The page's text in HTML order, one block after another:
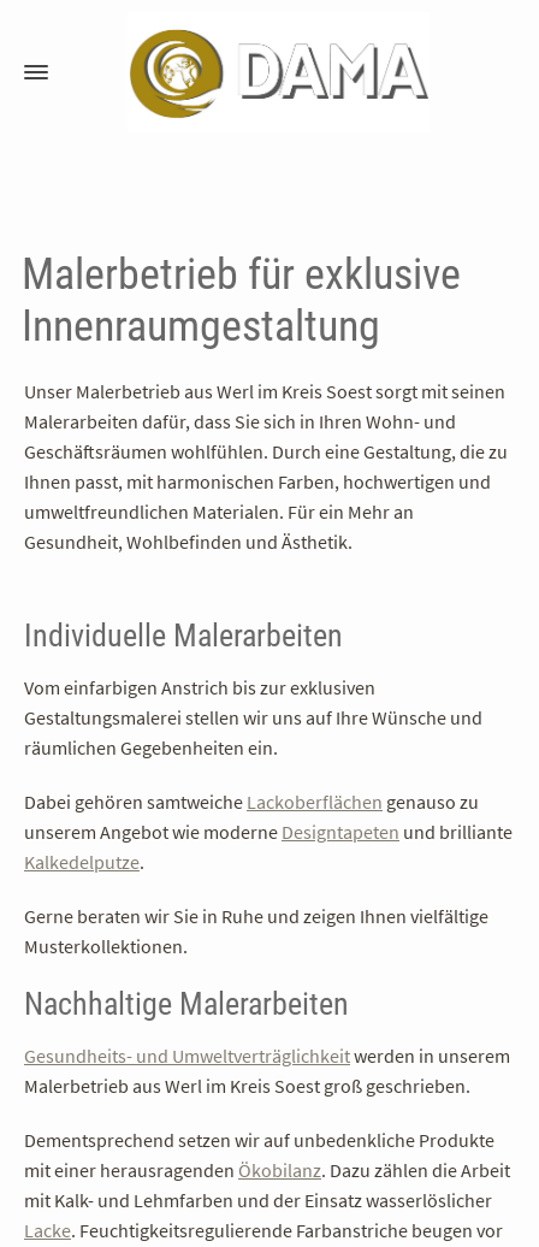
Malerbetrieb für exklusive
Innen­raum­gestaltung
Unser Malerbetrieb aus Werl im Kreis Soest sorgt mit seinen
Malerarbeiten dafür, dass Sie sich in Ihren Wohn- und
Geschäftsräumen wohlfühlen. Durch eine Gestaltung, die zu
Ihnen passt, mit harmonischen Farben, hochwertigen und
umweltfreundlichen Materialen. Für ein Mehr an
Gesundheit, Wohlbefinden und Ästhetik.
Individuelle Malerarbeiten
Vom einfarbigen Anstrich bis zur exklusiven
Gestaltungsmalerei stellen wir uns auf Ihre Wünsche und
räumlichen Gegebenheiten ein.
Dabei gehören samtweiche Lackoberflächen genauso zu
unserem Angebot wie moderne Designtapeten und brilliante
Kalkedelputze.
Gerne beraten wir Sie in Ruhe und zeigen Ihnen vielfältige
Musterkollektionen.
Nachhaltige Malerarbeiten
Gesundheits- und Umweltverträglichkeitwerden in unserem
Malerbetrieb aus Werl im Kreis Soest groß geschrieben.
Dementsprechend setzen wir auf unbedenkliche Produkte
mit einer herausragenden Ökobilanz. Dazu zählen die Arbeit
mit Kalk- und Lehmfarben und der Einsatz wasserlöslicher
Lacke. Feuch­­tig­­keits­­regu­lierende Farbanstriche beugen vor